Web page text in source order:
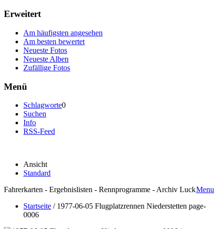
Erweitert
Am häufigsten angesehen
Am besten bewertet
Neueste Fotos
Neueste Alben
Zufällige Fotos
Menü
Schlagworte0
Suchen
Info
RSS-Feed
Ansicht
Standard
Fahrerkarten - Ergebnislisten - Rennprogramme - Archiv LuckMenu
Startseite / 1977-06-05 Flugplatzrennen Niederstetten page-
0006